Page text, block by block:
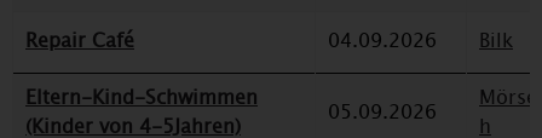
Repair Café 04.09.2026
Bilk
Eltern-Kind-Schwimmen
(Kinder von 4-5Jahren)
05.09.2026
h